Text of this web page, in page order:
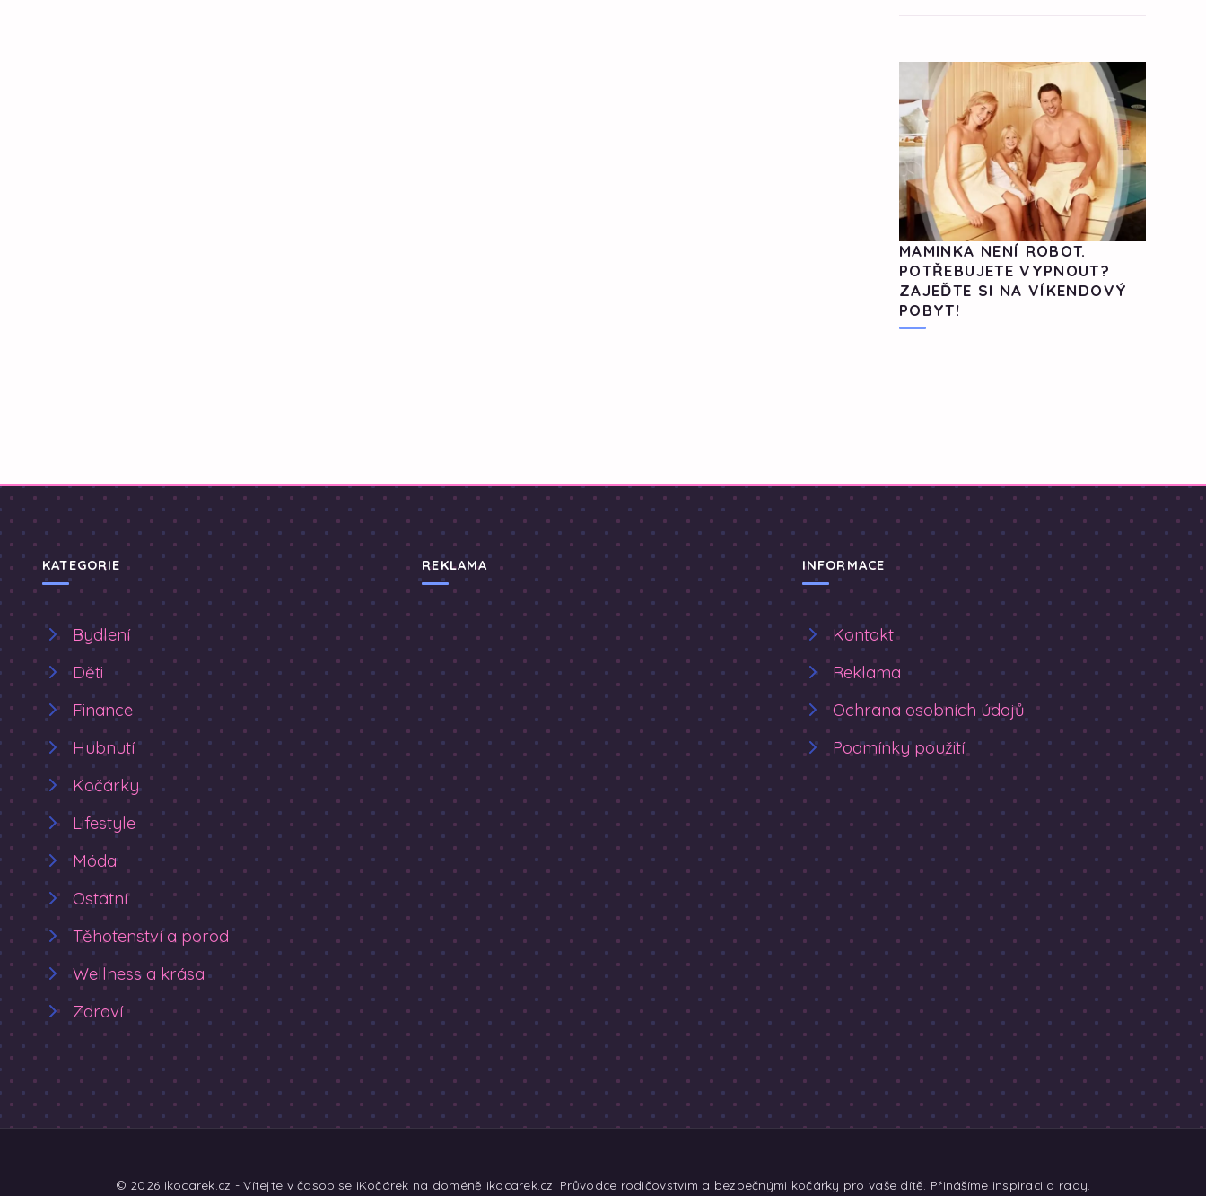
MAMINKA NENÍ ROBOT.
POTŘEBUJETE VYPNOUT?
ZAJEĎTE SI NA VÍKENDOVÝ
POBYT!
KATEGORIE
Bydlení
Děti
Finance
Hubnutí
Kočárky
Lifestyle
Móda
Ostatní
Těhotenství a porod
Wellness a krása
Zdraví
REKLAMA INFORMACE
Kontakt
Reklama
Ochrana osobních údajů
Podmínky použití
© 2026 ikocarek.cz - Vítejte v časopise iKočárek na doméně ikocarek.cz! Průvodce rodičovstvím a bezpečnými kočárky pro vaše dítě. Přinášíme inspiraci a rady.